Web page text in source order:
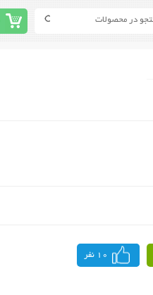
10 نفر